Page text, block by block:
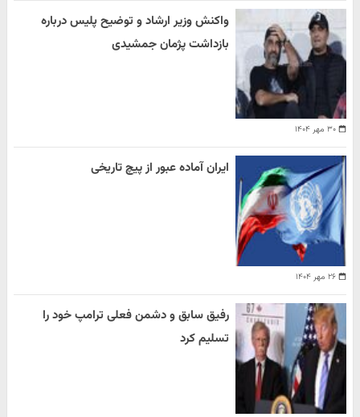
۳۰ مهر ۱۴۰۴
واکنش وزیر ارشاد و توضیح پلیس درباره
بازداشت پژمان جمشیدی
۲۶ مهر ۱۴۰۴
ایران آماده عبور از پیچ تاریخی
رفیق سابق و دشمن فعلی ترامپ خود را
تسلیم کرد